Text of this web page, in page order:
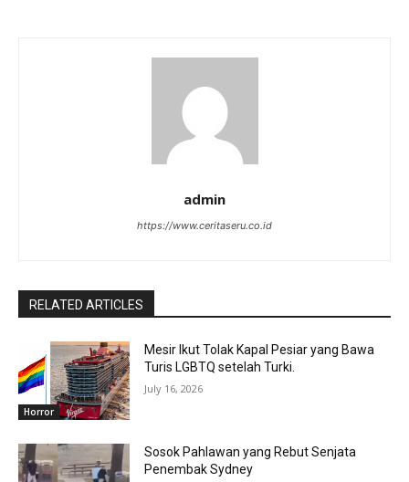
admin
https://www.ceritaseru.co.id
RELATED ARTICLES
Horror
Mesir Ikut Tolak Kapal Pesiar yang Bawa
Turis LGBTQ setelah Turki.
July 16, 2026
Sosok Pahlawan yang Rebut Senjata
Penembak Sydney